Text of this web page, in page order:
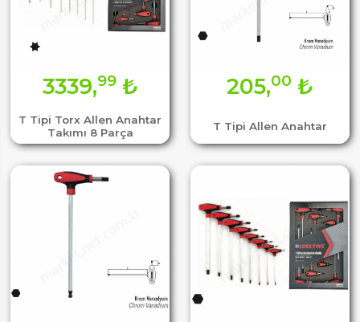
T Tipi Torx Allen Anahtar
Takımı 8 Parça
3339,99₺
T Tipi Allen Anahtar
205,00 ₺